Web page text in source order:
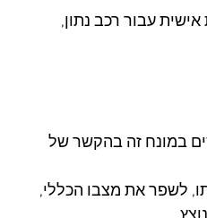
עבור רכב נתון,
במונח זה בהקשר של
לשפר את מצבו הכללי,